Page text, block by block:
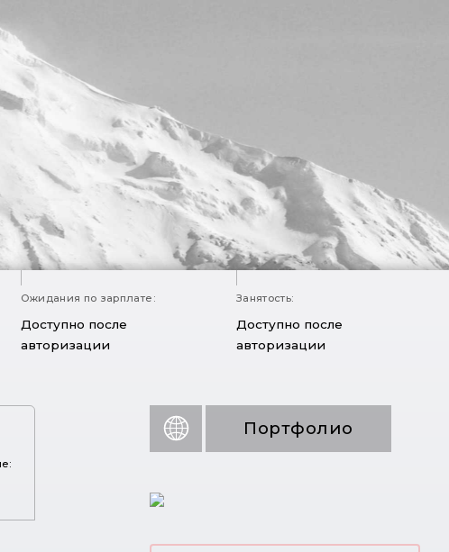
Ожидания по зарплате:
Доступно после
авторизации
Занятость:
Доступно после
авторизации
Портфолио